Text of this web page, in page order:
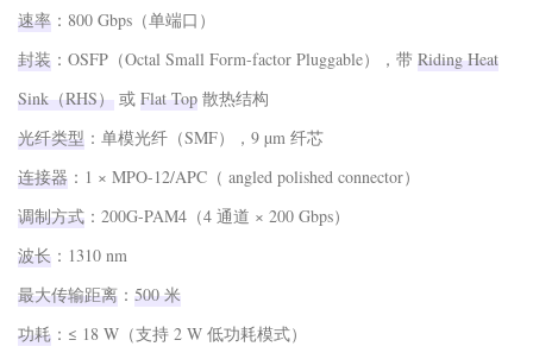
速率 ‌：800 Gbps（单端口）
封装 ‌：OSFP（Octal Small Form-factor Pluggable），带 ‌ Riding Heat
Sink（RHS）
‌ 或 ‌ Flat Top ‌ 散热结构
光纤类型 ‌：单模光纤（SMF），9 µm 纤芯
连接器 ‌：1 × MPO-12/APC（ angled polished connector）
调制方式 ‌：200G-PAM4（4 通道 × 200 Gbps）
波长 ‌：1310 nm
最大传输距离 ‌：‌ 500 米
功耗 ‌：≤ 18 W（支持 2 W 低功耗模式）